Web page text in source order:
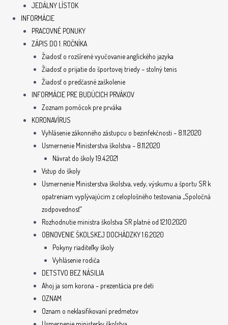
JEDÁLNY LÍSTOK
INFORMÁCIE
PRACOVNÉ PONUKY
ZÁPIS DO 1. ROČNÍKA
Žiadosť o rozšírené vyučovanie anglického jazyka
Žiadosť o prijatie do športovej triedy – stolný tenis
Žiadosť o predčasné zaškolenie
INFORMÁCIE PRE BUDÚCICH PRVÁKOV
Zoznam pomôcok pre prváka
KORONAVÍRUS
Vyhlásenie zákonného zástupcu o bezinfekčnosti – 8.11.2020
Usmernenie Ministerstva školstva – 8.11.2020
Návrat do školy 19.4.2021
Vstup do školy
Usmernenie Ministerstva školstva, vedy, výskumu a športu SR k
opatreniam vyplývajúcim z celoplošného testovania „Spoločná
zodpovednosť“
Rozhodnutie ministra školstva SR platné od 12.10.2020
OBNOVENIE ŠKOLSKEJ DOCHÁDZKY 1.6.2020
Pokyny riaditeľky školy
Vyhlásenie rodiča
DETSTVO BEZ NÁSILIA
Ahoj ja som korona – prezentácia pre deti
OZNAM
Oznam o neklasifikovaní predmetov